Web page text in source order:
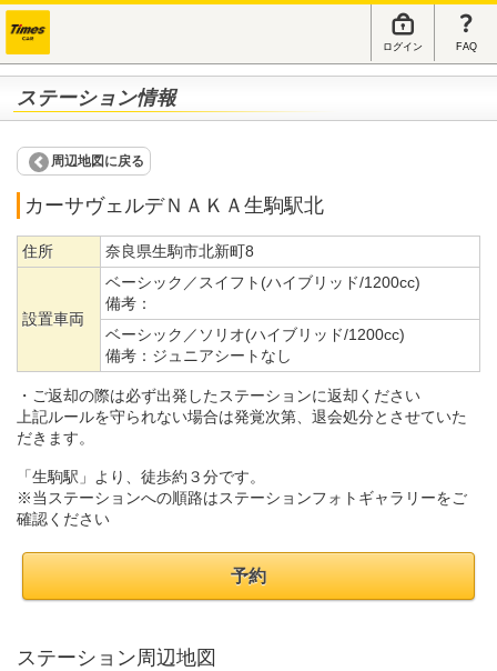
ログイン FAQ
ステーション情報
周辺地図に戻る
カーサヴェルデＮＡＫＡ生駒駅北
住所 奈良県生駒市北新町8
設置車両
ベーシック／スイフト(ハイブリッド/1200cc)
備考：
ベーシック／ソリオ(ハイブリッド/1200cc)
備考： ジュニアシートなし
・ご返却の際は必ず出発したステーションに返却ください
上記ルールを守られない場合は発覚次第、退会処分とさせていた
だきます。
「生駒駅」より、徒歩約３分です。
※当ステーションへの順路はステーションフォトギャラリーをご
確認ください
予約
ステーション周辺地図